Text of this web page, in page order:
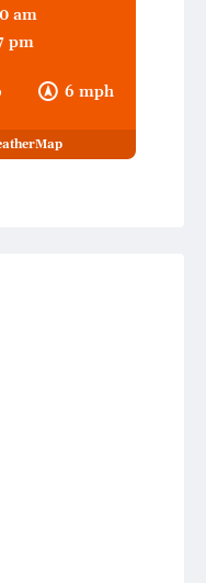
6 mph
am
pm